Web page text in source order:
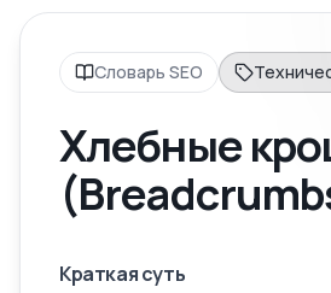
Словарь SEO
Хлебные
Краткая суть